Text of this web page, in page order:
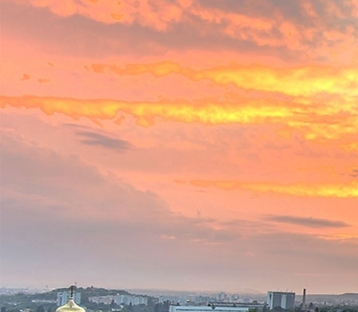
Санаторий «Дон» на карте
звонок)